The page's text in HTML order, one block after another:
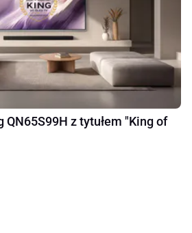
QN65S99H z tytułem "King of